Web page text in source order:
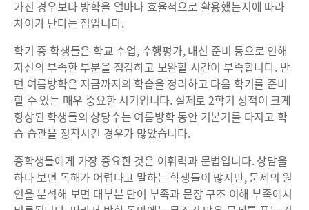
가진 경우보다 방학을 얼마나 효율적으로 활용했는지에 따라
차이가 난다는 점입니다.
학기 중 학생들은 학교 수업, 수행평가, 내신 준비 등으로 인해
자신의 부족한 부분을 점검하고 보완할 시간이 부족합니다. 반
면 여름방학은 지금까지의 학습을 정리하고 다음 학기를 준비
할 수 있는 매우 중요한 시기입니다. 실제로 2학기 성적이 크게
향상된 학생들의 상당수는 여름방학 동안 기본기를 다지고 학
습 습관을 정착시킨 경우가 많았습니다.
중학생들에게 가장 중요한 것은 어휘력과 문법입니다. 상담을
하다 보면 독해가 어렵다고 말하는 학생들이 많지만, 문제의 원
인을 분석해 보면 대부분 단어 부족과 문장 구조 이해 부족에서